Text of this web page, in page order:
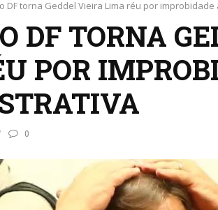
DF torna Geddel Vieira Lima réu por
DF TORNA
POR
0